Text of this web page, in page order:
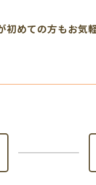
めての方もお